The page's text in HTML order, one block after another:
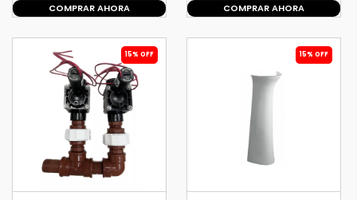
COMPRAR AHORA COMPRAR AHORA
15% OFF 15% OFF